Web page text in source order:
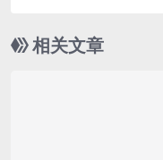
相关文章